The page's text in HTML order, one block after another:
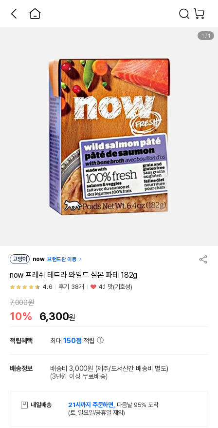
1 / 1
고양이 now 브랜드관 이동
now 프레쉬 테트라 와일드 살몬 파테 182g
4.6 후기 38개 4.1 맛(기호성)
7,000원
10% 6,300원
적립혜택 최대150점 적립
배송정보 배송비 3,000원 (제주/도서산간 배송비 별도)
(3만원 이상 무료배송)
내일배송 21시까지 주문하면, 다음날 95% 도착
(토, 일요일/공휴일 제외)